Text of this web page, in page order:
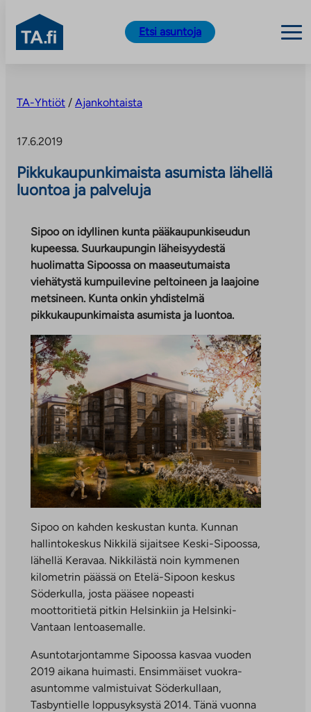
TA.fi
Etsi asuntoja
TA-Yhtiöt / Ajankohtaista
17.6.2019
Pikkukaupunkimaista asumista lähellä
luontoa ja palveluja
Sipoo on idyllinen kunta pääkaupunkiseudun
kupeessa. Suurkaupungin läheisyydestä
huolimatta Sipoossa on maaseutumaista
viehätystä kumpuilevine peltoineen ja laajoine
metsineen. Kunta onkin yhdistelmä
pikkukaupunkimaista asumista ja luontoa.
Sipoo on kahden keskustan kunta. Kunnan
hallintokeskus Nikkilä sijaitsee Keski-Sipoossa,
lähellä Keravaa. Nikkilästä noin kymmenen
kilometrin päässä on Etelä-Sipoon keskus
Söderkulla, josta pääsee nopeasti
moottoritietä pitkin Helsinkiin ja Helsinki-
Vantaan lentoasemalle.
Asuntotarjontamme Sipoossa kasvaa vuoden
2019 aikana huimasti. Ensimmäiset vuokra-
asuntomme valmistuivat Söderkullaan,
Tasbyntielle loppusyksystä 2014. Tänä vuonna